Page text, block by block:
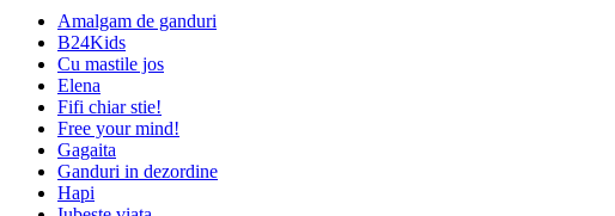
Amalgam de ganduri
B24Kids
Cu mastile jos
Elena
Fifi chiar stie!
Free your mind!
Gagaita
Ganduri in dezordine
Hapi